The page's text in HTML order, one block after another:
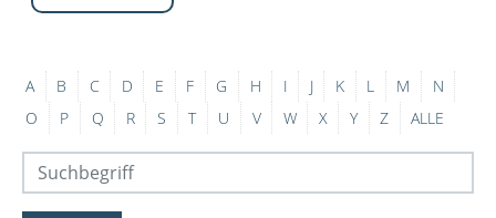
A B C D E F G H I J K L M
N
O
P Q R S T U V W X Y Z ALLE